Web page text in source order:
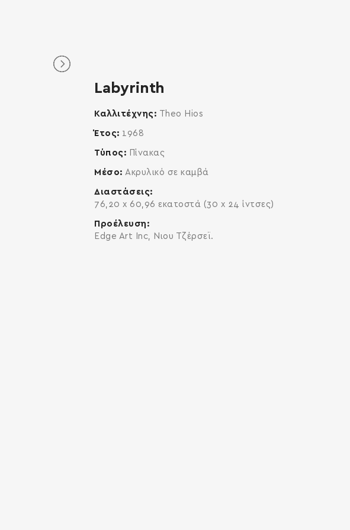
Labyrinth
Καλλιτέχνης Theo Hios
Έτος 1968
Τύπος Πίνακας
Μέσο Ακρυλικό σε καμβά
Διαστάσεις
76,20 x 60,96 εκατοστά (30 x 24 ίντσες)
Προέλευση
Edge Art Inc, Νιου Τζέρσεϊ.